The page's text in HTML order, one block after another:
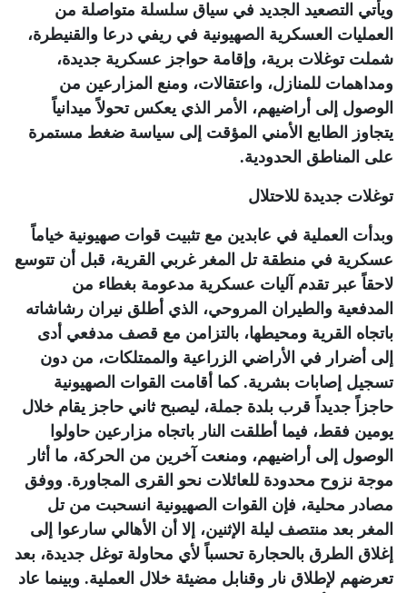
ويأتي التصعيد الجديد في سياق سلسلة متواصلة من
العمليات العسكرية الصهيونية في ريفي درعا والقنيطرة،
شملت توغلات برية، وإقامة حواجز عسكرية جديدة،
ومداهمات للمنازل، واعتقالات، ومنع المزارعين من
الوصول إلى أراضيهم، الأمر الذي يعكس تحولاً ميدانياً
يتجاوز الطابع الأمني المؤقت إلى سياسة ضغط مستمرة
على المناطق الحدودية.
توغلات جديدة للاحتلال
وبدأت العملية في عابدين مع تثبيت قوات صهيونية خياماً
عسكرية في منطقة تل المغر غربي القرية، قبل أن تتوسع
لاحقاً عبر تقدم آليات عسكرية مدعومة بغطاء من
المدفعية والطيران المروحي، الذي أطلق نيران رشاشاته
باتجاه القرية ومحيطها، بالتزامن مع قصف مدفعي أدى
إلى أضرار في الأراضي الزراعية والممتلكات، من دون
تسجيل إصابات بشرية. كما أقامت القوات الصهيونية
حاجزاً جديداً قرب بلدة جملة، ليصبح ثاني حاجز يقام خلال
يومين فقط، فيما أطلقت النار باتجاه مزارعين حاولوا
الوصول إلى أراضيهم، ومنعت آخرين من الحركة، ما أثار
موجة نزوح محدودة للعائلات نحو القرى المجاورة. ووفق
مصادر محلية، فإن القوات الصهيونية انسحبت من تل
المغر بعد منتصف ليلة الإثنين، إلا أن الأهالي سارعوا إلى
إغلاق الطرق بالحجارة تحسباً لأي محاولة توغل جديدة، بعد
تعرضهم لإطلاق نار وقنابل مضيئة خلال العملية. وبينما عاد